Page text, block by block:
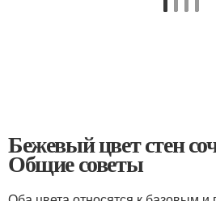
Бежевый цвет стен
Общие советы